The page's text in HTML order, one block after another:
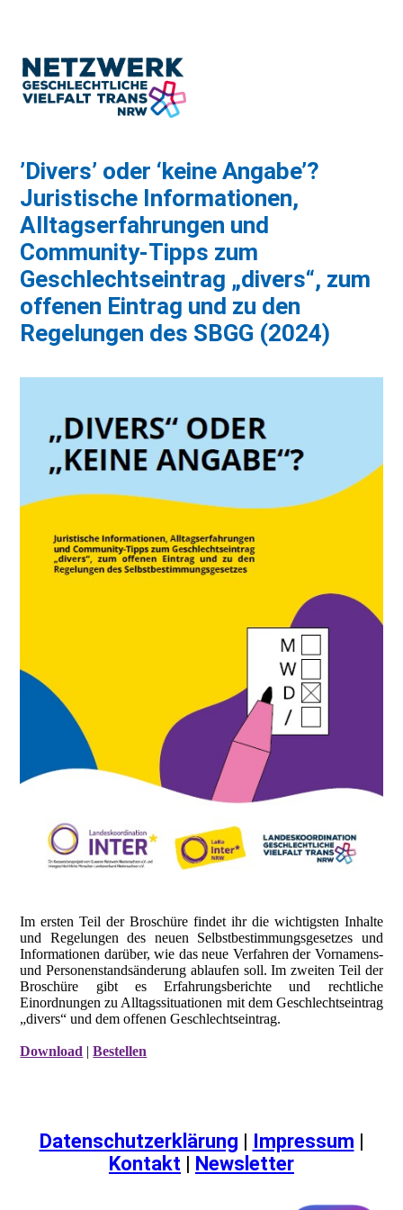
’Divers’ oder ‘keine Angabe’?
Juristische Informationen,
Alltagserfahrungen und
Community-Tipps zum
Geschlechtseintrag „divers“, zum
offenen Eintrag und zu den
Regelungen des SBGG (2024)
Im ersten Teil der Broschüre findet ihr die wichtigsten Inhalte
und Regelungen des neuen Selbstbestimmungsgesetzes und
Informationen darüber, wie das neue Verfahren der Vornamens-
und Personenstandsänderung ablaufen soll. Im zweiten Teil der
Broschüre gibt es Erfahrungsberichte und rechtliche
Einordnungen zu Alltagssituationen mit dem Geschlechtseintrag
„divers“ und dem offenen Geschlechtseintrag.
Download |Bestellen
Datenschutzerklärung Impressum
Kontakt
Newsletter